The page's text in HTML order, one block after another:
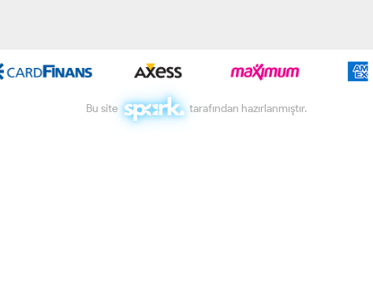
Bu site tarafından hazırlanmıştır.